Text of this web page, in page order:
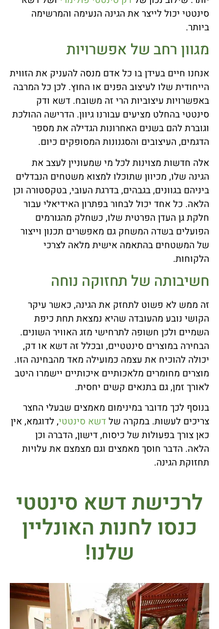
סינטטי יכול לייצר את הגינה הנעימה והמרשימה
ביותר.
מגוון רחב של אפשרויות
אנחנו חיים בעידן בו כל אדם מנסה להעניק את הזווית
הייחודית שלו לעיצוב הפנים או החוץ. לכן כל המרבה
באפשרויות עיצוביות הרי זה משובח. דשא ודק
סינטטי בהחלט מציעים עבורנו גיוון. הדרישה ההולכת
וגוברת להם בשנים האחרונות הגדילה את מספר
הדגמים, העיצובים והסגנונות המסופקים כיום.
אלה חדשות מצוינות לכל מי שמעוניין לעצב את
הגינה שלו, מכיוון שתוכלו למצוא משטחים הנבדלים
ביניהם בגוונים, בגבהים, בדרגת העובי, בטקסטורה וכן
הלאה. כל אחד יכול לבחור בפתרון האידיאלי עבור
חלקת גן העדן הפרטית שלו, כשחלק מהגורמים
הפועלים בשדה המשחק גם מאפשרים תכנון וייצור
של המשטחים בהתאמה אישית מלאה לצרכי
הלקוחות.
חשיבותה של תחזוקה נוחה
זה ממש לא פשוט לתחזק את הגינה, כאשר עיקר
הקושי נובע מהעובדה שהיא נמצאת תחת כיפת
השמיים ולכן חשופה לתרחישי מזג האוויר השונים.
הבחירה במוצרים סינטטיים, ובכלל זה דשא או דק,
יכולה להוכיח את עצמה כמועילה מאד מהבחינה הזו.
מוצרים מחומרים מלאכותיים איכותיים יישמרו היטב
לאורך זמן, גם בתנאים קשים יחסית.
בנוסף לכך מדובר במינימום מאמצים שבעלי החצר
צריכים לעשות. במקרה שלדשא סינטטי, לדוגמא, אין
כאן צורך בפעולות של כיסוח, דישון, הדברה וכן
הלאה. הדבר חוסך מאמצים וגם מצמצם את עלויות
תחזוקת הגינה.
לרכישת דשא סינטטי
כנסו לחנות האונליין
שלנו!